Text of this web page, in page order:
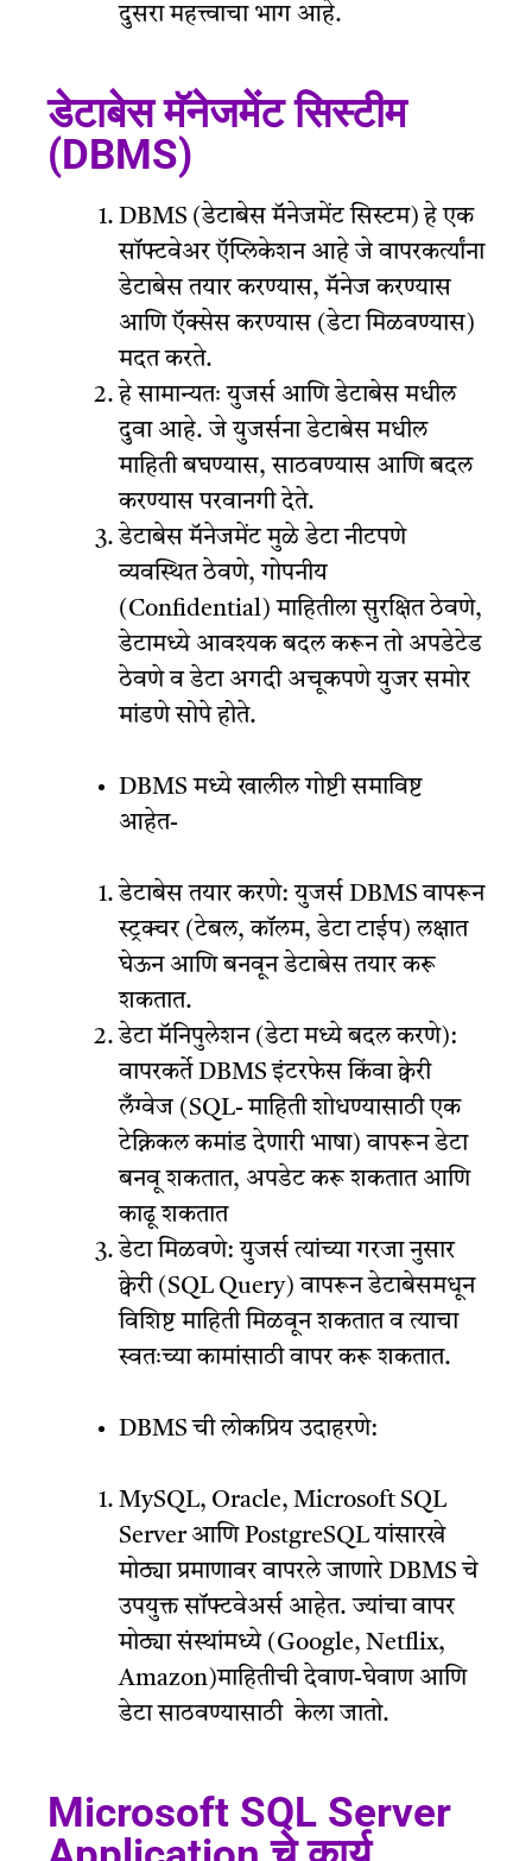
दुसरा महत्त्वाचा भाग आहे.
डेटाबेस मॅनेजमेंट सिस्टीम
(DBMS)
DBMS (डेटाबेस मॅनेजमेंट सिस्टम) हे एक
सॉफ्टवेअर ऍप्लिकेशन आहे जे वापरकर्त्यांना
डेटाबेस तयार करण्यास, मॅनेज करण्यास
आणि ऍक्सेस करण्यास (डेटा मिळवण्यास)
मदत करते.
हे सामान्यतः युजर्स आणि डेटाबेस मधील
दुवा आहे. जे युजर्सना डेटाबेस मधील
माहिती बघण्यास, साठवण्यास आणि बदल
करण्यास परवानगी देते.
डेटाबेस मॅनेजमेंट मुळे डेटा नीटपणे
व्यवस्थित ठेवणे, गोपनीय
(Confidential) माहितीला सुरक्षित ठेवणे,
डेटामध्ये आवश्यक बदल करून तो अपडेटेड
ठेवणे व डेटा अगदी अचूकपणे युजर समोर
मांडणे सोपे होते.
DBMS मध्ये खालील गोष्टी समाविष्ट
आहेत-
डेटाबेस तयार करणे: युजर्स DBMS वापरून
स्ट्रक्चर (टेबल, कॉलम, डेटा टाईप) लक्षात
घेऊन आणि बनवून डेटाबेस तयार करू
शकतात.
डेटा मॅनिपुलेशन (डेटा मध्ये बदल करणे):
वापरकर्ते DBMS इंटरफेस किंवा क्वेरी
लँग्वेज (SQL- माहिती शोधण्यासाठी एक
टेक्निकल कमांड देणारी भाषा) वापरून डेटा
बनवू शकतात, अपडेट करू शकतात आणि
काढू शकतात
डेटा मिळवणे: युजर्स त्यांच्या गरजा नुसार
क्वेरी (SQL Query) वापरून डेटाबेसमधून
विशिष्ट माहिती मिळवून शकतात व त्याचा
स्वतःच्या कामांसाठी वापर करू शकतात.
DBMS ची लोकप्रिय उदाहरणे:
MySQL, Oracle, Microsoft SQL
Server आणि PostgreSQL यांसारखे
मोठ्या प्रमाणावर वापरले जाणारे DBMS चे
उपयुक्त सॉफ्टवेअर्स आहेत. ज्यांचा वापर
मोठ्या संस्थांमध्ये (Google, Netflix,
Amazon)माहितीची देवाण-घेवाण आणि
डेटा साठवण्यासाठी केला जातो.
Microsoft SQL Server